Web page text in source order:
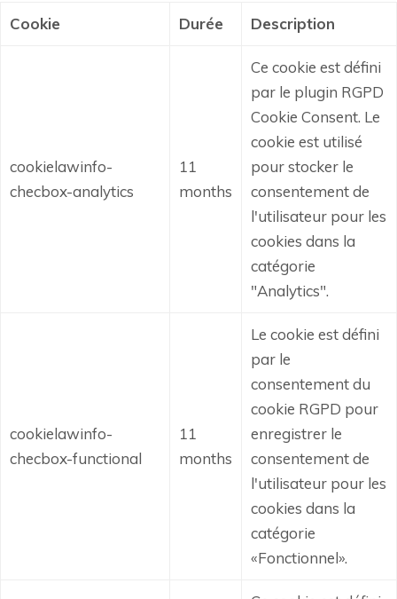
Cookie
Durée Description
cookielawinfo-
checbox-analytics
11
months
Ce cookie est défini
par le plugin RGPD
Cookie Consent. Le
cookie est utilisé
pour stocker le
consentement de
l'utilisateur pour les
cookies dans la
catégorie
"Analytics".
cookielawinfo-
checbox-functional
11
months
Le cookie est défini
par le
consentement du
cookie RGPD pour
enregistrer le
consentement de
l'utilisateur pour les
cookies dans la
catégorie
«Fonctionnel».